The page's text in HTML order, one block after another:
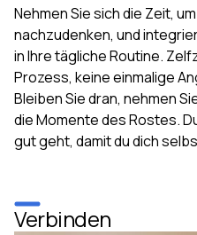
Nehmen Sie sich die Zeit,
nachzudenken, und
in Ihre tägliche Routine.
Prozess, keine einmalige
Bleiben Sie dran, nehmen
die Momente des Rostes.
gut geht, damit du dich
Verbinden